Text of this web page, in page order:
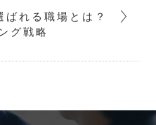
れる職場とは？
グ戦略